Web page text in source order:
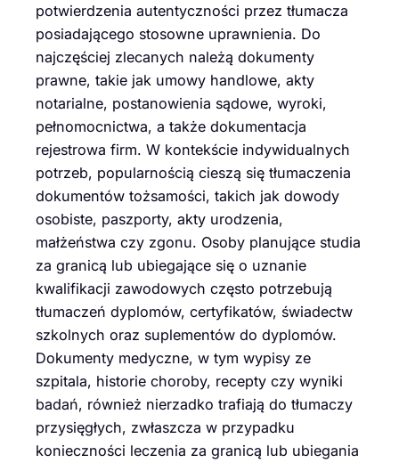
potwierdzenia autentyczności przez tłumacza
posiadającego stosowne uprawnienia. Do
najczęściej zlecanych należą dokumenty
prawne, takie jak umowy handlowe, akty
notarialne, postanowienia sądowe, wyroki,
pełnomocnictwa, a także dokumentacja
rejestrowa firm. W kontekście indywidualnych
potrzeb, popularnością cieszą się tłumaczenia
dokumentów tożsamości, takich jak dowody
osobiste, paszporty, akty urodzenia,
małżeństwa czy zgonu. Osoby planujące studia
za granicą lub ubiegające się o uznanie
kwalifikacji zawodowych często potrzebują
tłumaczeń dyplomów, certyfikatów, świadectw
szkolnych oraz suplementów do dyplomów.
Dokumenty medyczne, w tym wypisy ze
szpitala, historie choroby, recepty czy wyniki
badań, również nierzadko trafiają do tłumaczy
przysięgłych, zwłaszcza w przypadku
konieczności leczenia za granicą lub ubiegania